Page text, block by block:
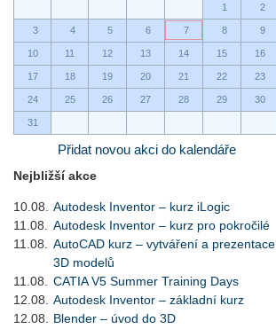
1
2
3 4 5 6 7 8 9
10 11 12 13 14 15 16
17 18 19 20 21 22 23
24 25 26 27 28 29 30
31
Přidat novou akci do kalendáře
Nejbližší akce
10.08.
Autodesk Inventor – kurz iLogic
11.08.
Autodesk Inventor – kurz pro pokročilé
11.08.
AutoCAD kurz – vytváření a prezentace
3D modelů
11.08.
CATIA V5 Summer Training Days
12.08.
Autodesk Inventor – základní kurz
12.08.
Blender – úvod do 3D